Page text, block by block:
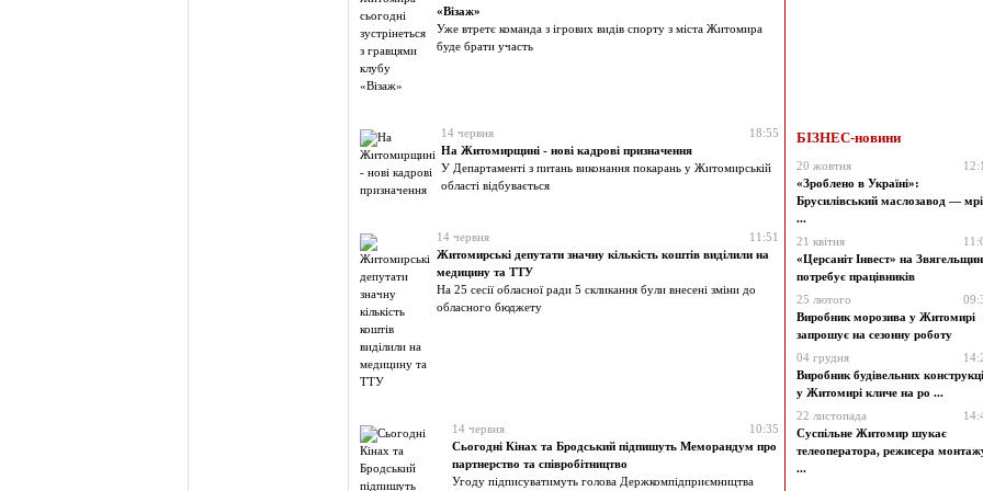
«Візаж»
Уже втретє команда з ігрових видів спорту з міста Житомира
буде брати участь
14 червня
18:55
На Житомирщині - нові кадрові призначення
У Департаменті з питань виконання покарань у Житомирській
області відбувається
БІЗНЕС-новини
20 жовтня
«Зроблено в Україні»:
Брусилівський маслозавод —
...
21 квітня
«Церсаніт Інвест» на
потребує працівників
25 лютого
Виробник морозива у Житомирі
запрошує на сезонну роботу
04 грудня
Виробник будівельних
у Житомирі кличе на ро ...
22 листопада
Суспільне Житомир шукає
телеоператора, режисера
...
14 червня
11:51
Житомирські депутати значну кількість коштів виділили на
медицину та ТТУ
На 25 сесії обласної ради 5 скликання були внесені зміни до
обласного бюджету
14 червня
10:35
Сьогодні Кінах та Бродський підпишуть Меморандум про
партнерство та співробітництво
Угоду підписуватимуть голова Держкомпідприємництва